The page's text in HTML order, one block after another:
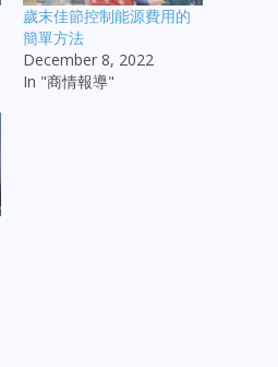
歲末佳節控制能源費用的
簡單方法
December 8, 2022
In "商情報導"